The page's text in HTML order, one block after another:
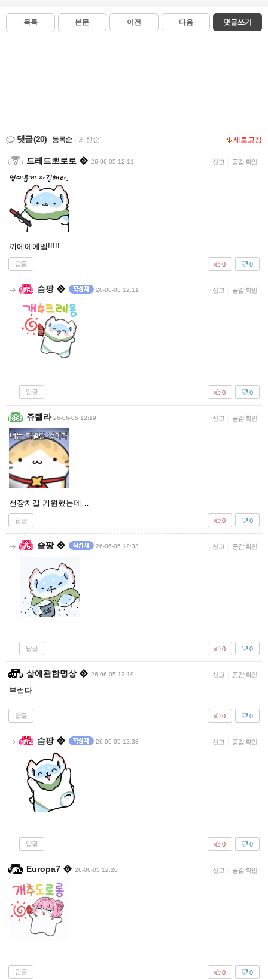
목록 본문 이전 다음 댓글쓰기
댓글(20) 등록순 최신순 새로고침
드레드뽀로로 26-06-05 12:11 신고 공감 확인
끼에에에엨!!!!!
답글 0
0
슴팡 26-06-05 12:11 신고 공감 확인
답글 0
0
쥬렐라 26-06-05 12:19 신고 공감 확인
천장치길 기원했는데…
답글 0
0
슴팡 26-06-05 12:33 신고 공감 확인
답글 0
0
삶에관한명상 26-06-05 12:19 신고 공감 확인
부럽다..
답글 0
0
슴팡 26-06-05 12:33 신고 공감 확인
답글 0
0
Europa7 26-06-05 12:20 신고 공감 확인
답글 0
0